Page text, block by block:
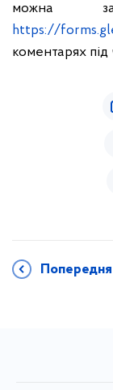
можна
https://
коментарях під
Попередня